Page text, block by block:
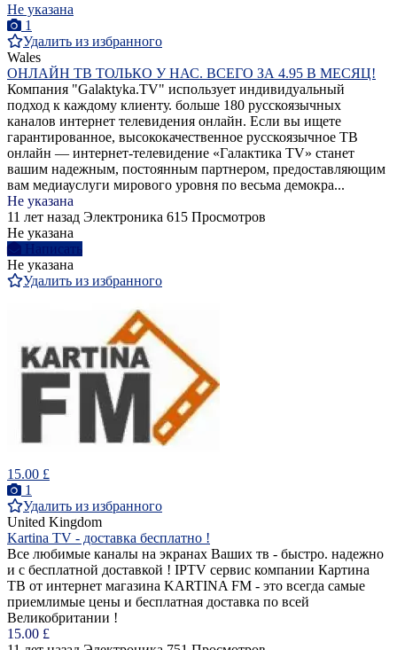
Не указана
1
Удалить из избранного
Wales
ОНЛАЙН ТВ ТОЛЬКО У НАС. ВСЕГО ЗА 4.95 В МЕСЯЦ!
Компания "Galaktyka.TV" использует индивидуальный
подход к каждому клиенту. больше 180 русскоязычных
каналов интернет телевидения онлайн. Если вы ищете
гарантированное, высококачественное русскоязычное ТВ
онлайн — интернет-телевидение «Галактика TV» станет
вашим надежным, постоянным партнером, предоставляющим
вам медиауслуги мирового уровня по весьма демокра...
Не указана
11 лет назад Электроника 615 Просмотров
Не указана
Написать
Не указана
Удалить из избранного
15.00 £
1
Удалить из избранного
United Kingdom
Kartina TV - доставка бесплатно !
Все любимые каналы на экранах Ваших тв - быстро. надежно
и с бесплатной доставкой ! IPTV сервис компании Картина
ТВ от интернет магазина KARTINA FM - это всегда самые
приемлимые цены и бесплатная доставка по всей
Великобритании !
15.00 £